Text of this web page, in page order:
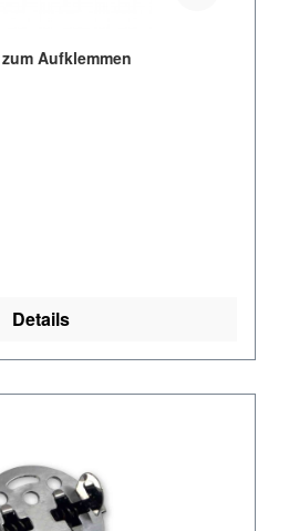
Aufklemmen
Details